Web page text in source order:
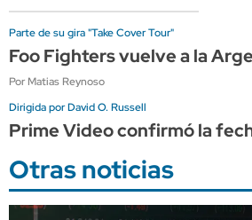
Parte de su gira "Take Cover Tour"
Foo Fighters vuelve a la
Por Matias Reynoso
Dirigida por David O. Russell
Prime Video confirmó la
Otras noticias